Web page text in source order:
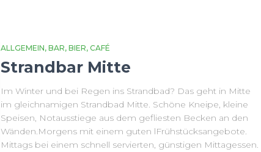
ALLGEMEIN BAR BIER CAFÉ
Strandbar Mitte
Im Winter und bei Regen ins Strandbad? Das geht in Mitte
im gleichnamigen Strandbad Mitte. Schöne Kneipe, kleine
Speisen, Notausstiege aus dem gefliesten Becken an den
Wänden.Morgens mit einem guten lFrühstücksangebote.
Mittags bei einem schnell servierten, günstigen Mittagessen.